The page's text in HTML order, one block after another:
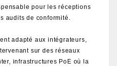
pour les réceptions
audits de conformité.
adapté aux intégrateurs,
sur des réseaux
infrastructures PoE où la